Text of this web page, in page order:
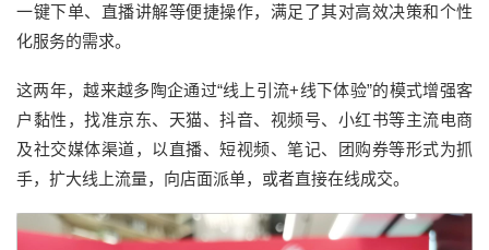
一键下单、直播讲解等便捷操作，满足了其对高效决策和个性
化服务的需求。
这两年，越来越多陶企通过“线上引流+线下体验”的模式增强客
户黏性，找准京东、天猫、抖音、视频号、小红书等主流电商
及社交媒体渠道，以直播、短视频、笔记、团购券等形式为抓
手，扩大线上流量，向店面派单，或者直接在线成交。